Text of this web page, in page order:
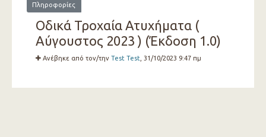
Πληροφορίες
Οδικά Τροχαία Ατυχήματα (
Αύγουστος 2023 ) (Έκδοση 1.0)
Ανέβηκε από τον/την Test Test , 31/10/2023 9:47 πμ